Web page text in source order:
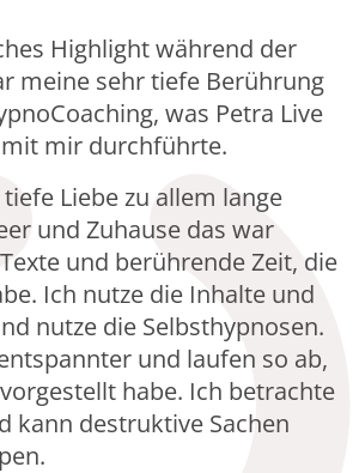
Highlight während der
meine sehr tiefe Berührung
was Petra Live
mir durchführte.
Liebe zu allem lange
und Zuhause das war
und berührende Zeit, die
Ich nutze die Inhalte und
nutze die Selbsthypnosen.
und laufen so ab,
habe. Ich betrachte
kann destruktive Sachen